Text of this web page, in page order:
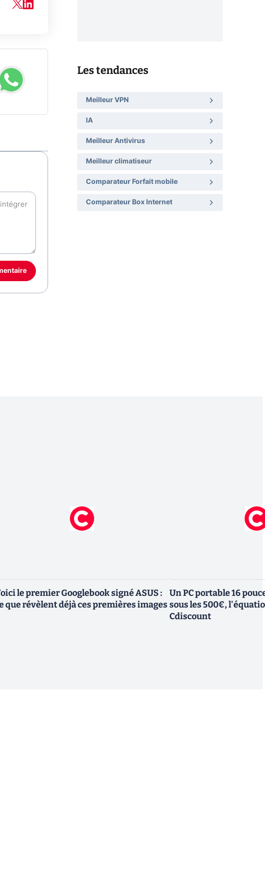
Les tendances
Meilleur VPN
IA
Meilleur Antivirus
Meilleur climatiseur
Comparateur Forfait mobile
Comparateur Box Internet
le premier Googlebook signé ASUS :
que révèlent déjà ces premières images
Un PC portable 16
sous les 500€,
Cdiscount